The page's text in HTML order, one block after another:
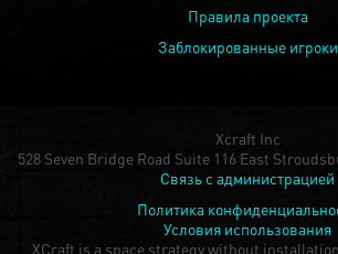
Правила проекта
Заблокированные игроки
Xcraft Inc
528 Seven Bridge Road Suite 116 East
Связь с администрацией
Политика
Условия использования
XCraft is a space strategy without